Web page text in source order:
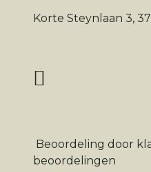
Korte Steynlaan 3,
Beoordeling door
beoordelingen